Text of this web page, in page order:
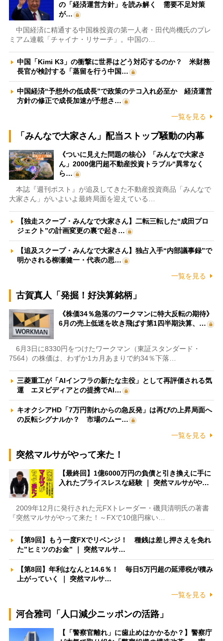
の「経済運営方針」を読み解く 需要不足対策
が…
中国経済に精通する中国株投資の第一人者・田代尚機氏のプレ
ミアム連載「チャイナ・リサーチ」。中国の…
中国「Kimi K3」の衝撃に世界はどう対応するのか？ 米財務
長官が検討する「蒸留を行う中国…
中国経済“予想外の低成長”で政策のテコ入れ必至か 経済運営
方針の修正で成長加速が予想さ…
一覧を見る
「みんなで大家さん」配当ストップ騒動の内幕
《ついに見えた問題の核心》「みんなで大家さ
ん」2000億円超不動産投資トラブル“異常なく
ら…
本誌『週刊ポスト』が追及してきた不動産投資商品「みんなで
大家さん」がいよいよ最終局面を迎えている…
【独走スクープ・みんなで大家さん】二転三転した“成田プロ
ジェクト”の計画変更の裏で起き…
【追及スクープ・みんなで大家さん】独占入手“内部議事録”で
明かされる柳瀬健一・代表の思…
一覧を見る
古賀真人「発掘！好決算銘柄」
《株価34％急落のワークマンに特大反転の期待》
6月の売上低迷を吹き飛ばす第1四半期決算、…
6月3日に8330円をつけたワークマン（東証スタンダード・
7564）の株価は、わずか1カ月あまりで約34％下落…
三菱重工が「AIインフラの新たな主役」として再評価される気
運 エヌビディアとの提携でAI…
キオクシアHD「7万円割れからの急反発」は再びの上昇局面へ
の反転シグナルか？ 市場のムー…
一覧を見る
突然マルサがやって来た！
【最終回】1億6000万円の負債と引き換えに手に
入れたプライスレスな経験 ｜ 突然マルサがや…
2009年12月に発行された元FXトレーダー・磯貝清明氏の著書
『突然マルサがやって来た！～FXで10億円稼い…
【第9回】もう一度FXでリベンジ！ 種銭は差し押さえを免れ
た”ヒミツのお金” ｜ 突然マルサ…
【第8回】年利はなんと14.6％！ 毎日5万円超の延滞税が積み
上がっていく ｜ 突然マルサ…
一覧を見る
河合雅司「人口減少ニッポンの活路」
【「警察官離れ」に歯止めはかかるか？】警察庁